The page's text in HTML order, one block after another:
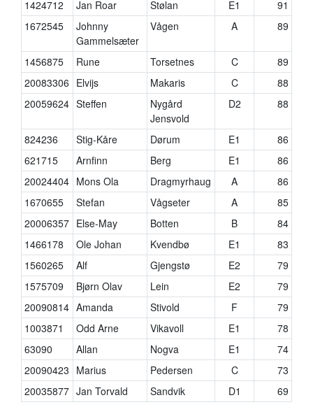
1424712
Jan Roar Stølan E1
91
1672545
Johnny
Gammelsæter
Vågen A 89
1456875 Rune Torsetnes C
89
20083306 Elvijs Makaris C
88
20059624 Steffen
Nygård
Jensvold
D2 88
824236 Stig-Kåre Dørum E1
86
621715
Arnfinn Berg E1
86
20024404 Mons Ola Dragmyrhaug A
86
1670655
Stefan Vågseter A
85
20006357 Else-May Botten B
84
1466178
Ole Johan Kvendbø E1
83
1560265
Alf Gjengstø E2
79
1575709
Bjørn Olav Lein E2
79
20090814 Amanda Stivold F
79
1003871
Odd Arne Vikavoll E1
78
63090
Allan Nogva E1
74
20090423 Marius Pedersen C
73
20035877 Jan Torvald Sandvik D1 69